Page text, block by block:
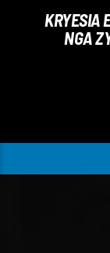
KRYESIA
NGA